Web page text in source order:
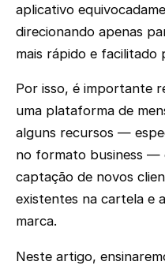
aplicativo
direcionando apenas
mais rápido e facilitado
Por isso, é importante
uma plataforma de
alguns recursos —
no formato business —
captação de novos
existentes na cartela e
marca.
Neste artigo,